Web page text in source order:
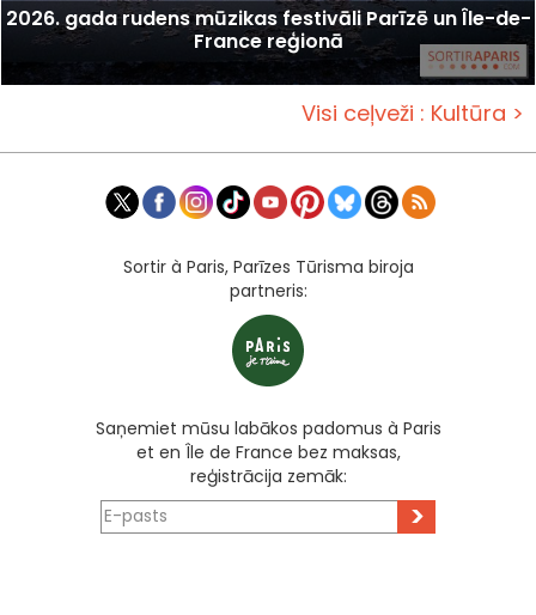
2026. gada rudens mūzikas festivāli Parīzē un Île-de-
France reģionā
Visi ceļveži : Kultūra >
Sortir à Paris, Parīzes Tūrisma biroja
partneris:
Saņemiet mūsu labākos padomus à Paris
et en Île de France bez maksas,
reģistrācija zemāk:
>